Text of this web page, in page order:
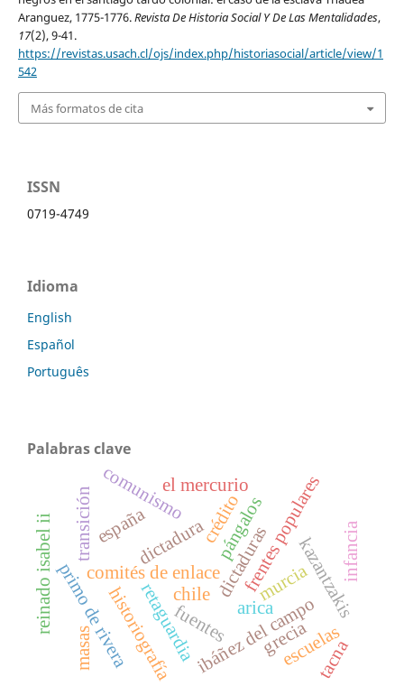
Aranguez, 1775-1776.Revista De Historia Social Y De Las Mentalidades,
17(2), 9-41.
https://revistas.usach.cl/ojs/index.php/historiasocial/article/view/1
542
Más formatos de cita
ISSN
0719-4749
Idioma
English
Español
Português
Palabras clave
frentes populares
comités de enlace murcia
retaguardia
historiografíafuentes
dictadura
españa
primo de rivera chileibáñez del campo
dictaduras
pángalos
grecia
kazantzakis
comunismo
masas
reinado isabel ii transición
el mercurio
crédito
escuelas
infancia
arica
tacna